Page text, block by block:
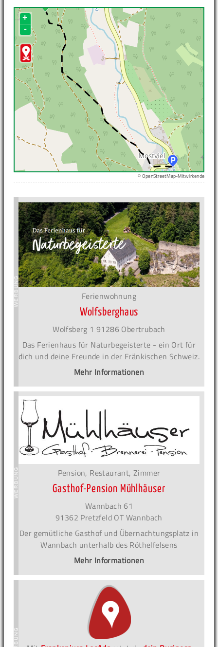
+
-
© OpenStreetMap-Mitwirkende
Ferienwohnung
Wolfsberghaus
Wolfsberg 1 91286 Obertrubach
Das Ferienhaus für Naturbegeisterte - ein Ort für
dich und deine Freunde in der Fränkischen Schweiz.
Mehr Informationen
Pension, Restaurant, Zimmer
Gasthof-Pension Mühlhäuser
Wannbach 61
91362 Pretzfeld OT Wannbach
Der gemütliche Gasthof und Übernachtungsplatz in
Wannbach unterhalb des Röthelfelsens
Mehr Informationen